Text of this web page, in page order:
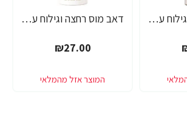
דאב מוס רחצה וגילוח עם שמן קוקוס 200 מ"ל - מבית DOVE דאב מוס רחצה וגילוח עם שמן מרוקאי 200 מ"ל - מבית DOVE
₪27.00